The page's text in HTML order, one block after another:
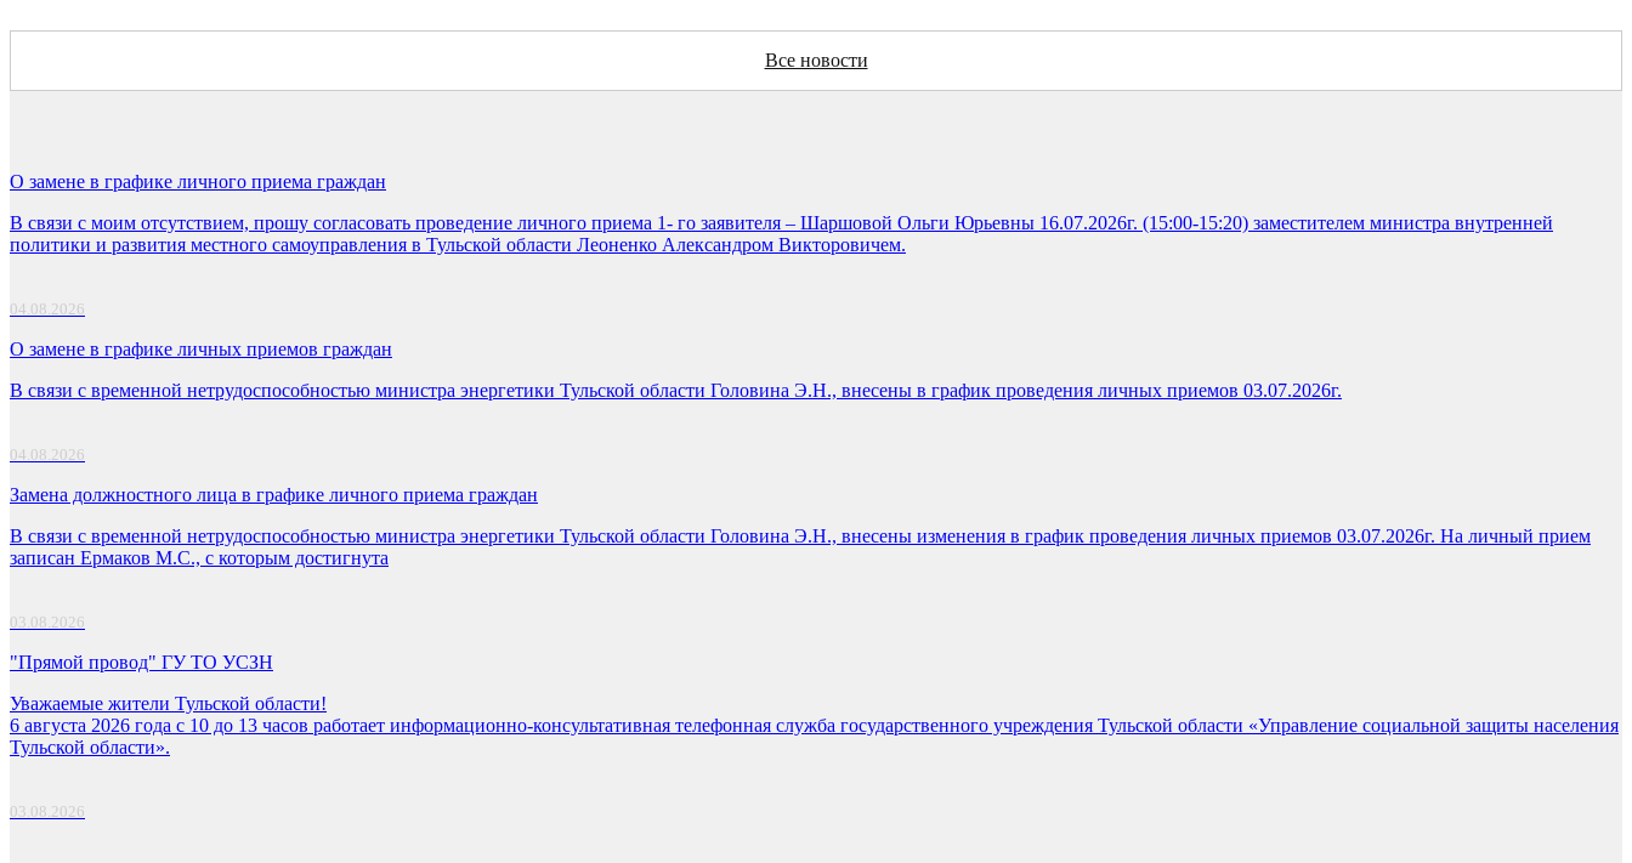
Все новости
О замене в графике личного приема граждан
В связи с моим отсутствием, прошу согласовать проведение личного приема 1- го заявителя – Шаршовой Ольги Юрьевны 16.07.2026г. (15:00-15:20) заместителем министра внутренней
политики и развития местного самоуправления в Тульской области Леоненко Александром Викторовичем.
04.08.2026
О замене в графике личных приемов граждан
В связи с временной нетрудоспособностью министра энергетики Тульской области Головина Э.Н., внесены в график проведения личных приемов 03.07.2026г.
04.08.2026
Замена должностного лица в графике личного приема граждан
В связи с временной нетрудоспособностью министра энергетики Тульской области Головина Э.Н., внесены изменения в график проведения личных приемов 03.07.2026г. На личный прием
записан Ермаков М.С., с которым достигнута
03.08.2026
"Прямой провод" ГУ ТО УСЗН
Уважаемые жители Тульской области!
6 августа 2026 года с 10 до 13 часов работает информационно-консультативная телефонная служба государственного учреждения Тульской области «Управление социальной защиты населения
Тульской области».
03.08.2026